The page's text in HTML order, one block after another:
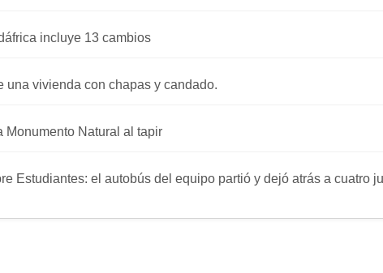
incluye 13 cambios
vivienda con chapas y candado.
Monumento Natural al tapir
Estudiantes: el autobús del equipo partió y dejó atrás a cuatro